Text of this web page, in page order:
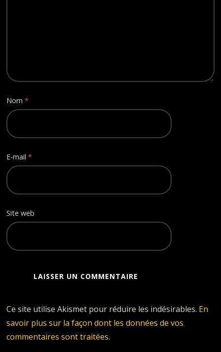
Nom*
E-mail*
Site web
Ce site utilise Akismet pour réduire les indésirables. En
savoir plus sur la façon dont les données de vos
commentaires sont traitées.